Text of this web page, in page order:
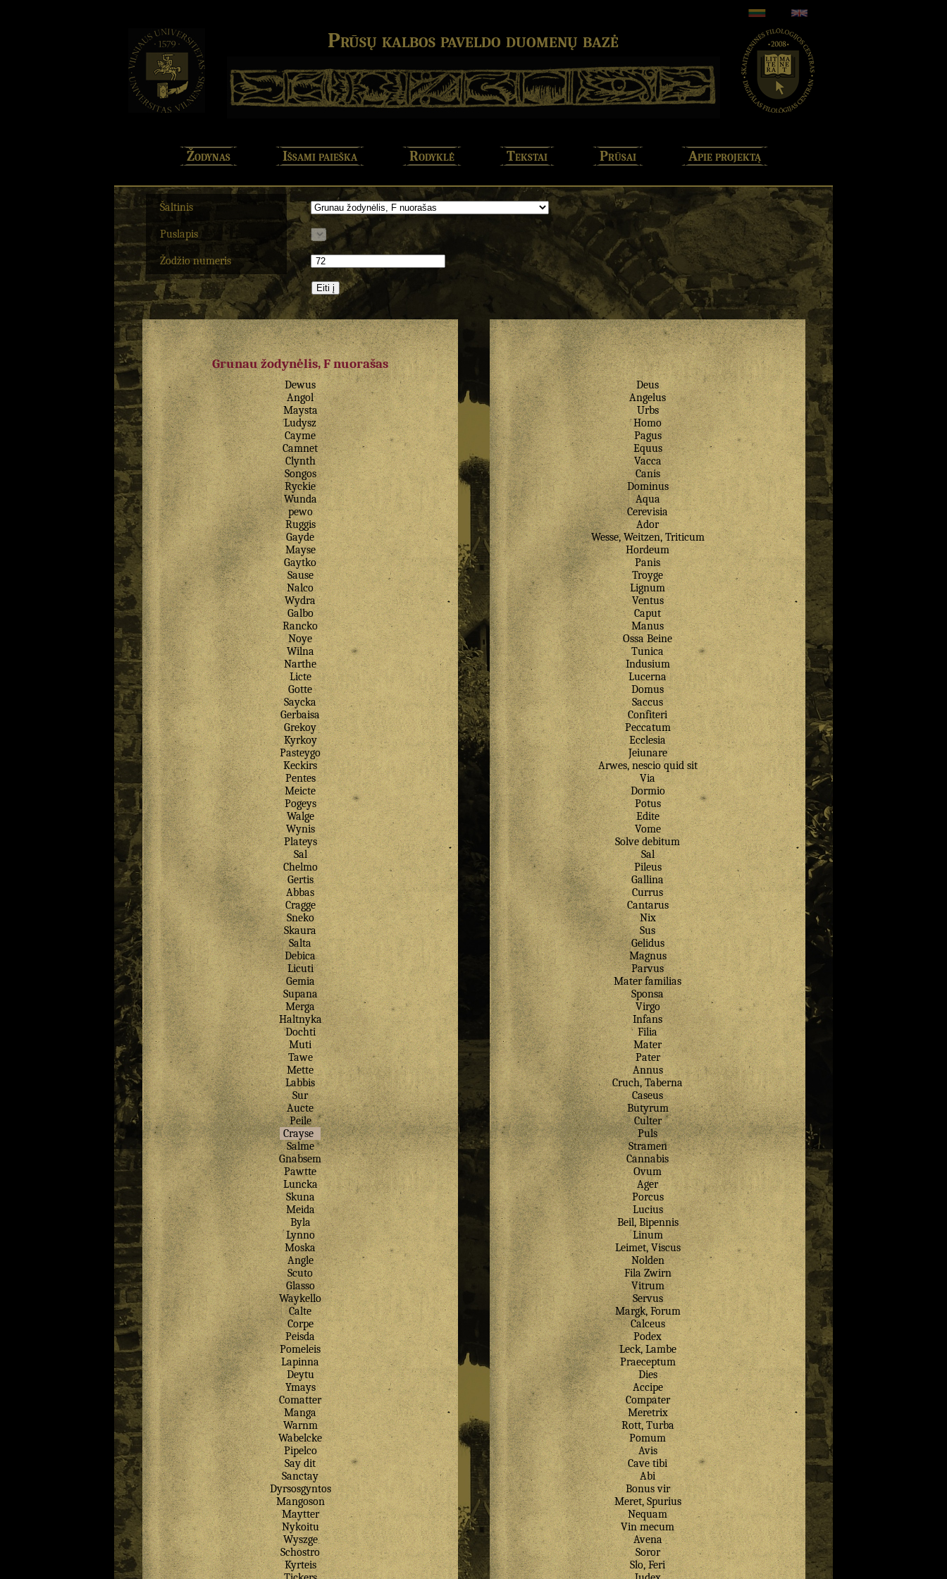
Prūsų kalbos paveldo duomenų bazė
Žodynas Išsami paieška Rodyklė Tekstai Prūsai Apie projektą
Šaltinis
Puslapis
Žodžio numeris
Grunau žodynėlis, F nuorašas
Dewus
Angol
Maysta
Ludysz
Cayme
Camnet
Clynth
Songos
Ryckie
Wunda
pewo
Ruggis
Gayde
Mayse
Gaytko
Sause
Nalco
Wydra
Galbo
Rancko
Noye
Wilna
Narthe
Licte
Gotte
Saycka
Gerbaisa
Grekoy
Kyrkoy
Pasteygo
Keckirs
Pentes
Meicte
Pogeys
Walge
Wynis
Plateys
Sal
Chelmo
Gertis
Abbas
Cragge
Sneko
Skaura
Salta
Debica
Licuti
Gemia
Supana
Merga
Haltnyka
Dochti
Muti
Tawe
Mette
Labbis
Sur
Aucte
Peile
Crayse
Salme
Gnabsem
Pawtte
Luncka
Skuna
Meida
Byla
Lynno
Moska
Angle
Scuto
Glasso
Waykello
Calte
Corpe
Peisda
Pomeleis
Lapinna
Deytu
Ymays
Comatter
Manga
Warnm
Wabelcke
Pipelco
Say dit
Sanctay
Dyrsosgyntos
Mangoson
Maytter
Nykoitu
Wyszge
Schostro
Kyrteis
Deus
Angelus
Urbs
Homo
Pagus
Equus
Vacca
Canis
Dominus
Aqua
Cerevisia
Ador
Wesse, Weitzen, Triticum
Hordeum
Panis
Troyge
Lignum
Ventus
Caput
Manus
Ossa Beine
Tunica
Indusium
Lucerna
Domus
Saccus
Confiteri
Peccatum
Ecclesia
Jeiunare
Arwes, nescio quid sit
Via
Dormio
Potus
Edite
Vome
Solve debitum
Sal
Pileus
Gallina
Currus
Cantarus
Nix
Sus
Gelidus
Magnus
Parvus
Mater familias
Sponsa
Virgo
Infans
Filia
Mater
Pater
Annus
Cruch, Taberna
Caseus
Butyrum
Culter
Puls
Stramen
Cannabis
Ovum
Ager
Porcus
Lucius
Beil, Bipennis
Linum
Leimet, Viscus
Nolden
Fila Zwirn
Vitrum
Servus
Margk, Forum
Calceus
Podex
Leck, Lambe
Praeceptum
Dies
Accipe
Compater
Meretrix
Rott, Turba
Pomum
Avis
Cave tibi
Abi
Bonus vir
Meret, Spurius
Nequam
Vin mecum
Avena
Soror
Slo, Feri